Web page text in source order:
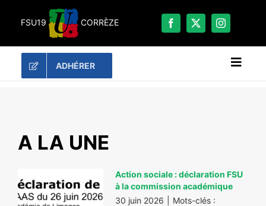
FSU19 CORRÈZE
ADHÉRER
LA FSU 19
DOSSIERS
A LA UNE
Action sociale : déclaration FSU
à la commission académique
30 juin 2026
Mots-clés :